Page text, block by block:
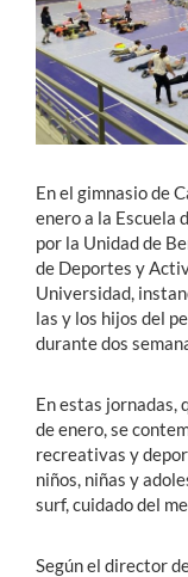
Funcionarios
Alumni
En el gimnasio de
enero a la Escuela
por la Unidad de
de Deportes y
Universidad,
las y los hijos del
durante dos
En estas jornadas,
de enero, se
recreativas y
niños, niñas y
surf, cuidado del
Según el director